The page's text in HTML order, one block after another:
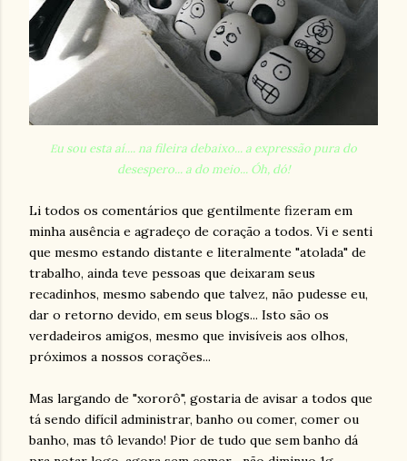
Eu sou esta aí.... na fileira debaixo... a expressão pura do
desespero... a do meio... Óh, dó!
Li todos os comentários que gentilmente fizeram em
minha ausência e agradeço de coração a todos. Vi e senti
que mesmo estando distante e literalmente "atolada" de
trabalho, ainda teve pessoas que deixaram seus
recadinhos, mesmo sabendo que talvez, não pudesse eu,
dar o retorno devido, em seus blogs... Isto são os
verdadeiros amigos, mesmo que invisíveis aos olhos,
próximos a nossos corações...
Mas largando de "xororô", gostaria de avisar a todos que
tá sendo difícil administrar, banho ou comer, comer ou
banho, mas tô levando! Pior de tudo que sem banho dá